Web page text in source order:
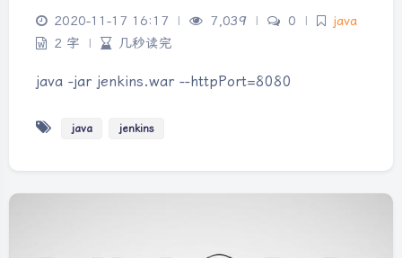
2020-11-17 16:17 | 7,039 | 0 |
java
2 字
| 几秒读完
java -jar jenkins.war --httpPort=8080
java jenkins